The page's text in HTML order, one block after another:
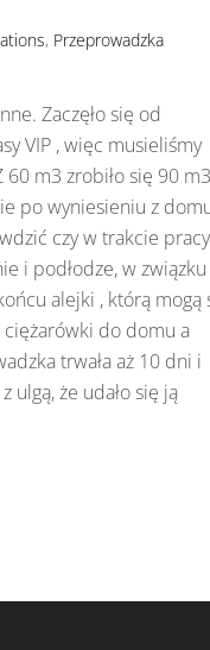
, Przeprowadzka
Zaczęło się od
VIP , więc musieliśmy
m3 zrobiło się 90
po wyniesieniu z
czy w trakcie pracy
i podłodze, w związku
alejki , którą mogą
ciężarówki do domu a
trwała aż 10 dni i
ulgą, że udało się ją